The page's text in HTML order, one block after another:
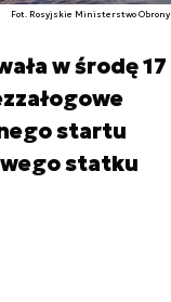
Fot. Rosyjskie Ministerstwo Obrony
w środę 17
startu
statku